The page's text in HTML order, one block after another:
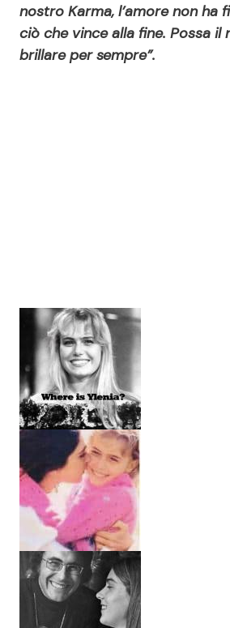
nostro Karma, l’amore non ha
ciò che vince alla fine. Possa il
brillare per sempre”.